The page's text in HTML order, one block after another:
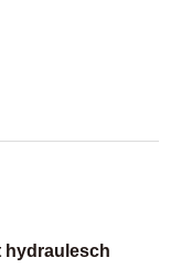
hydraulesch